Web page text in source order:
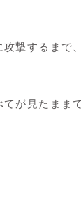
撃するまで
が見たまま